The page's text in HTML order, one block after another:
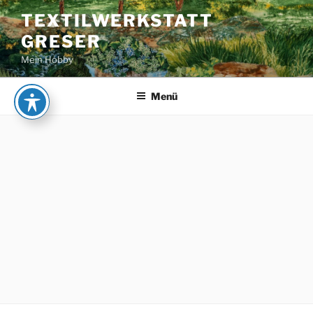
Zum
Inhalt
springen
TEXTILWERKSTATT
GRESER
Mein Hobby
Menü